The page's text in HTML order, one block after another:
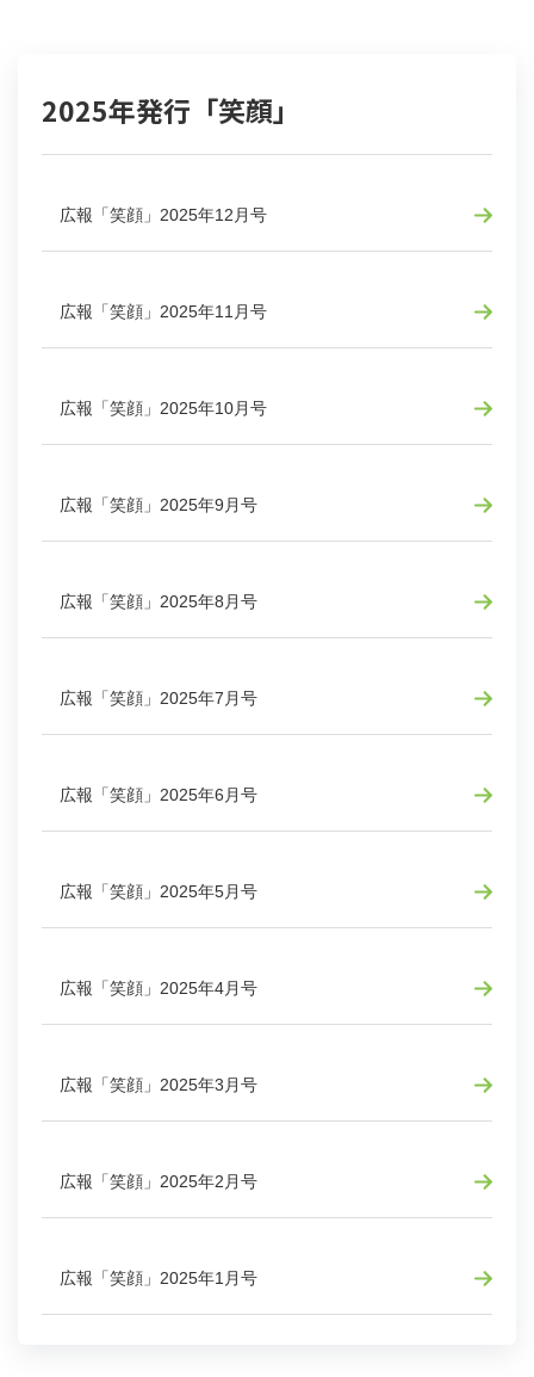
2025年発行「笑顔」
広報「笑顔」2025年12月号
広報「笑顔」2025年11月号
広報「笑顔」2025年10月号
広報「笑顔」2025年9月号
広報「笑顔」2025年8月号
広報「笑顔」2025年7月号
広報「笑顔」2025年6月号
広報「笑顔」2025年5月号
広報「笑顔」2025年4月号
広報「笑顔」2025年3月号
広報「笑顔」2025年2月号
広報「笑顔」2025年1月号